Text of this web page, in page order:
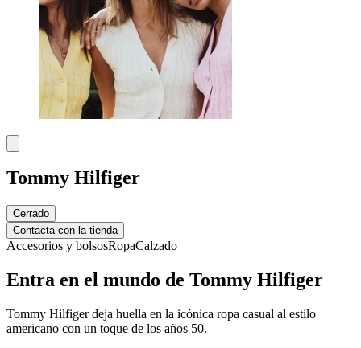
Tommy Hilfiger
Cerrado
Contacta con la tienda
Accesorios y bolsosRopaCalzado
Entra en el mundo de Tommy Hilfiger
Tommy Hilfiger deja huella en la icónica ropa casual al estilo
americano con un toque de los años 50.